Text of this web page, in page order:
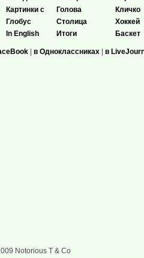
Картинки с
Глобус
In English
Голова
Столица
Итоги
Кличко
Хоккей
Баскет
| в Одноклассниках | в
Notorious T & Co